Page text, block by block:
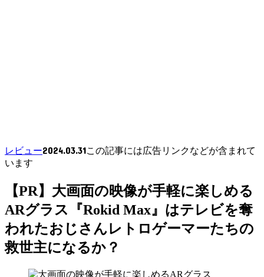
レビュー2024.03.31この記事には広告リンクなどが含まれて
います
【PR】大画面の映像が手軽に楽しめる
ARグラス『Rokid Max』はテレビを奪
われたおじさんレトロゲーマーたちの
救世主になるか？